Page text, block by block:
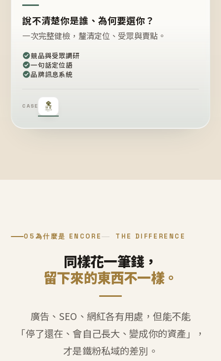
說不清楚你是誰、為何要選你？
一次完整健檢，釐清定位、受眾與賣點。
競品與受眾調研
一句話定位語
品牌訊息系統
CASE
05 為什麼是 ENCORE THE DIFFERENCE
同樣花一筆錢，
留下來的東西不一樣。
廣告、SEO、網紅各有用處，但能不能
「停了還在、會自己長大、變成你的資產」，
才是鐵粉私域的差別。